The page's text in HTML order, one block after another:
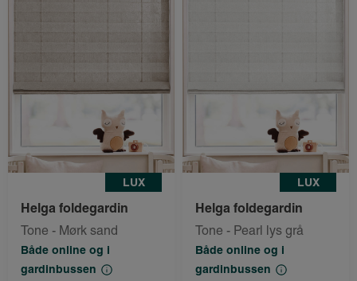
LUX
Helga foldegardin
Tone - Mørk sand
Både online og i
gardinbussen
LUX
Helga foldegardin
Tone - Pearl lys grå
Både online og i
gardinbussen